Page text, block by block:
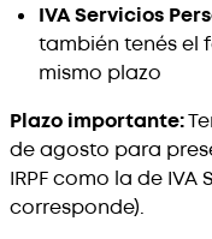
IVA Servicios
también tenés el
mismo plazo
Plazo importante:
de agosto para
IRPF como la de IVA
corresponde).